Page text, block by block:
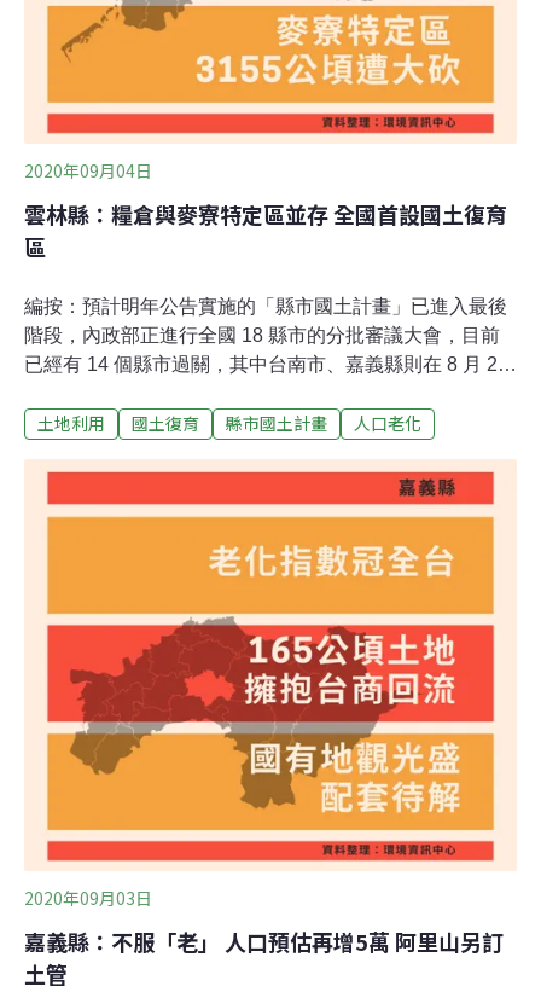
2020年09月04日
雲林縣：糧倉與麥寮特定區並存 全國首設國土復育
區
編按：預計明年公告實施的「縣市國土計畫」已進入最後
階段，內政部正進行全國 18 縣市的分批審議大會，目前
已經有 14 個縣市過關，其中台南市、嘉義縣則在 8 月 25
心》秉持第一線採訪，除大會報導外，還將針對縣市特
點和總結。雲林縣是台灣重要的糧倉，生產稻米、甘薯、
花生、蔬菜及甘蔗等作物之外，近年來農林漁牧產值高居
的宜維護農地。面對長年人口外移與老化，雲林縣計畫人
開發4833公頃土地，作為未來產業與住商發展之用，今年
3月提報專案小組審查時，已遭質疑開發面積超過實際需
求，尤其是高達3155公頃的新訂麥寮特定區。
土地利用 國土復育 縣市國土計畫 人口老化
2020年09月03日
嘉義縣：不服「老」 人口預估再增5萬 阿里山另訂
土管